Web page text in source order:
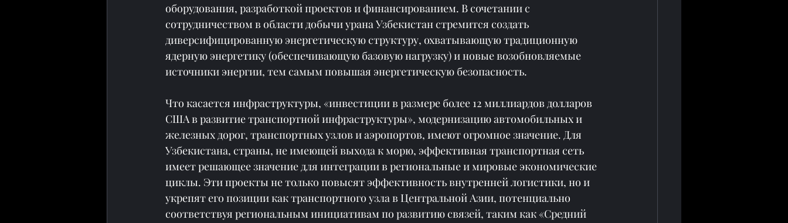
оборудования, разработкой проектов и финансированием. В сочетании с
сотрудничеством в области добычи урана Узбекистан стремится создать
диверсифицированную энергетическую структуру, охватывающую традиционную
ядерную энергетику (обеспечивающую базовую нагрузку) и новые возобновляемые
источники энергии, тем самым повышая энергетическую безопасность.
Что касается инфраструктуры, «инвестиции в размере более 12 миллиардов долларов
США в развитие транспортной инфраструктуры», модернизацию автомобильных и
железных дорог, транспортных узлов и аэропортов, имеют огромное значение. Для
Узбекистана, страны, не имеющей выхода к морю, эффективная транспортная сеть
имеет решающее значение для интеграции в региональные и мировые экономические
циклы. Эти проекты не только повысят эффективность внутренней логистики, но и
укрепят его позиции как транспортного узла в Центральной Азии, потенциально
соответствуя региональным инициативам по развитию связей, таким как «Средний